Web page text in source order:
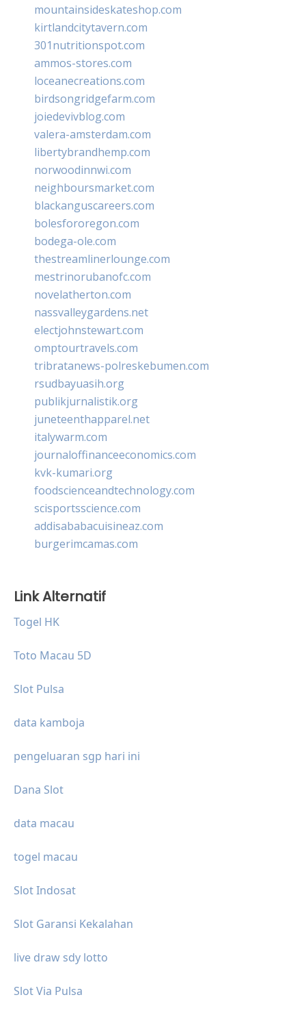
mountainsideskateshop.com
kirtlandcitytavern.com
301nutritionspot.com
ammos-stores.com
loceanecreations.com
birdsongridgefarm.com
joiedevivblog.com
valera-amsterdam.com
libertybrandhemp.com
norwoodinnwi.com
neighboursmarket.com
blackanguscareers.com
bolesfororegon.com
bodega-ole.com
thestreamlinerlounge.com
mestrinorubanofc.com
novelatherton.com
nassvalleygardens.net
electjohnstewart.com
omptourtravels.com
tribratanews-polreskebumen.com
rsudbayuasih.org
publikjurnalistik.org
juneteenthapparel.net
italywarm.com
journaloffinanceeconomics.com
kvk-kumari.org
foodscienceandtechnology.com
scisportsscience.com
addisababacuisineaz.com
burgerimcamas.com
Link Alternatif
Togel HK
Toto Macau 5D
Slot Pulsa
data kamboja
pengeluaran sgp hari ini
Dana Slot
data macau
togel macau
Slot Indosat
Slot Garansi Kekalahan
live draw sdy lotto
Slot Via Pulsa